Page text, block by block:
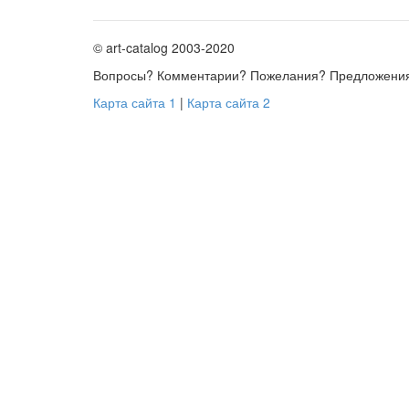
© art-catalog 2003-2020
Вопросы? Комментарии? Пожелания?
Карта сайта 1 | Карта сайта 2